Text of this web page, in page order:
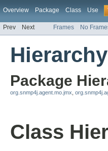
Overview Package Class Use
Prev Next Frames No
Package
org.snmp4j.agent.mo.jmx
Class